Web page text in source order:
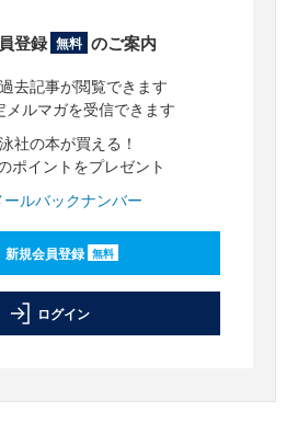
登録 無料 のご案内
去記事が閲覧できます
メルマガを受信できます
社の本が買える！
ポイントをプレゼント
ールバックナンバー
新規会員登録 無料
ログイン